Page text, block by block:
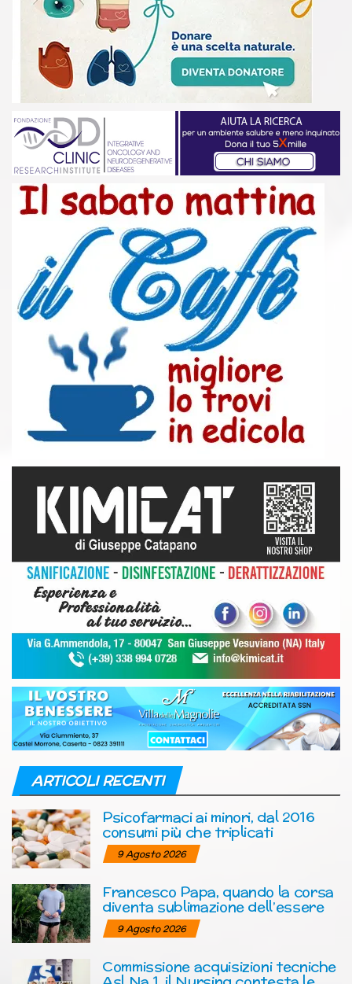
ARTICOLI RECENTI
Psicofarmaci ai minori, dal 2016
consumi più che triplicati
9 Agosto 2026
Francesco Papa, quando la corsa
diventa sublimazione dell’essere
9 Agosto 2026
Commissione acquisizioni tecniche